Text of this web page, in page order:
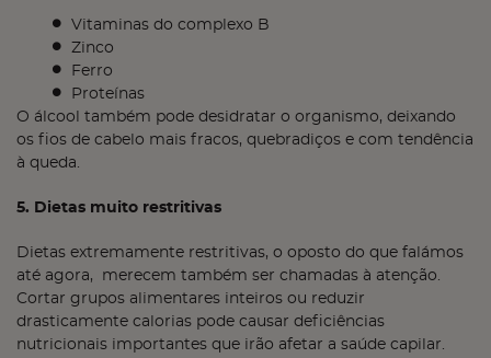
Vitaminas do complexo B
Zinco
Ferro
Proteínas
O álcool também pode desidratar o organismo, deixando
os fios de cabelo mais fracos, quebradiços e com tendência
à queda.
5. Dietas muito restritivas
Dietas extremamente restritivas, o oposto do que falámos
até agora, merecem também ser chamadas à atenção.
Cortar grupos alimentares inteiros ou reduzir
drasticamente calorias pode causar deficiências
nutricionais importantes que irão afetar a saúde capilar.